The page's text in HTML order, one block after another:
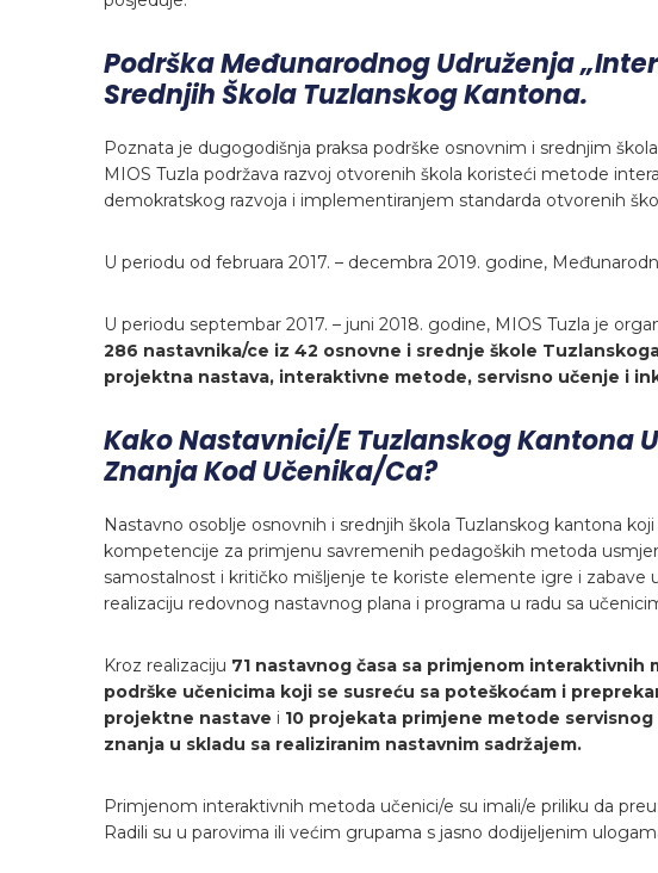
Podrška Međunarodnog Udruženja
Srednjih Škola Tuzlanskog Kantona.
Poznata je dugogodišnja praksa podrške osnovnim i srednjim
MIOS Tuzla podržava razvoj otvorenih škola koristeći metode
demokratskog razvoja i implementiranjem standarda otvorenih
U periodu od februara 2017. – decembra 2019. godine,
U periodu septembar 2017. – juni 2018. godine, MIOS Tuzla je
286 nastavnika/ce iz 42 osnovne i srednje škole
projektna nastava, interaktivne metode, servisno učenje i
Kako Nastavnici/e Tuzlanskog Kantona
Znanja Kod Učenika/ca?
Nastavno osoblje osnovnih i srednjih škola Tuzlanskog kantona
kompetencije za primjenu savremenih pedagoških metoda
samostalnost i kritičko mišljenje te koriste elemente igre i zabave
realizaciju redovnog nastavnog plana i programa u radu sa
Kroz realizaciju 71 nastavnog časa sa primjenom interaktivnih
podrške učenicima koji se susreću sa poteškoćam i
projektne nastave i 10 projekata primjene metode servisnog
znanja u skladu sa realiziranim nastavnim sadržajem.
Primjenom interaktivnih metoda učenici/e su imali/e priliku da
Radili su u parovima ili većim grupama s jasno dodijeljenim